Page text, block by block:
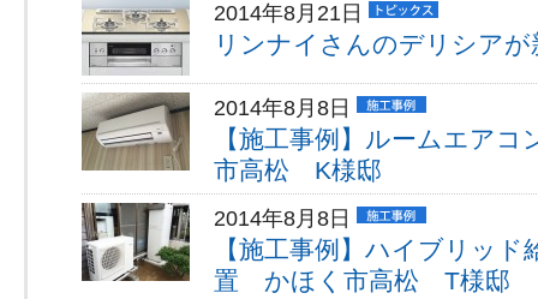
2014年8月21日
リンナイさんのデリシア
2014年8月8日
【施工事例】ルームエア
市高松 K様邸
2014年8月8日
【施工事例】ハイブリッ
置 かほく市高松 T様邸